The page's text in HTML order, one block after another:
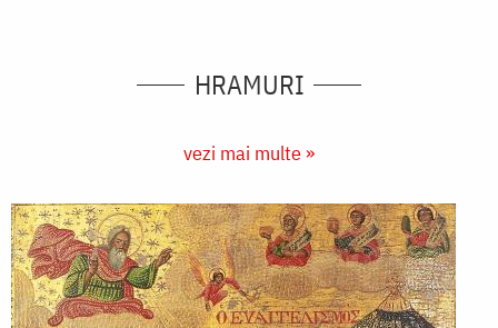
HRAMURI
vezi mai multe »